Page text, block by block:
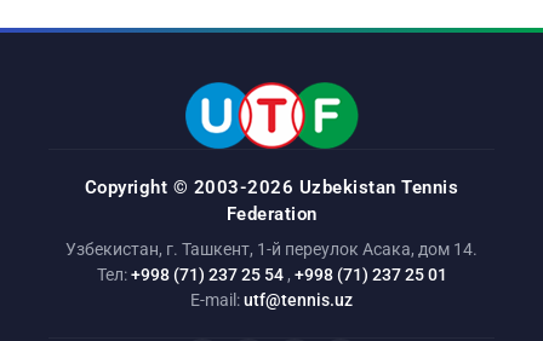
Copyright © 2003-2026 Uzbekistan Tennis
Federation
Узбекистан, г. Ташкент, 1-й переулок Асака, дом 14.
Тел:+998 (71) 237 25 54, +998 (71) 237 25 01
E-mail:utf@tennis.uz